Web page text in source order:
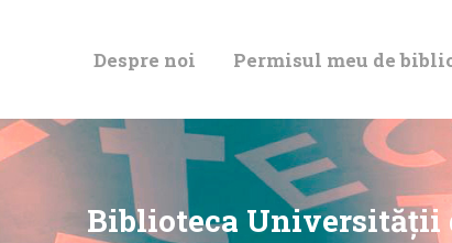
Despre noi Permisul meu de
Biblioteca Universităţii
DE
CATALOAGE